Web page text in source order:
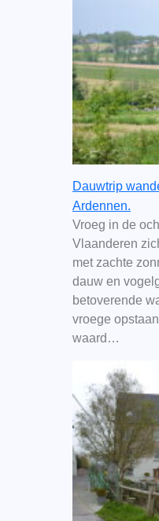
Dauwtrip
Ardennen.
Vroeg in de
Vlaanderen
met zachte
dauw en
betoverende
vroege
waard…